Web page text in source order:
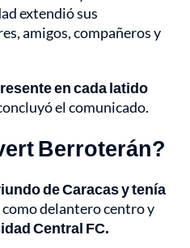
extendió sus
amigos, compañeros y
en cada latido
el comunicado.
Berroterán?
de Caracas y tenía
como delantero centro y
Central FC.